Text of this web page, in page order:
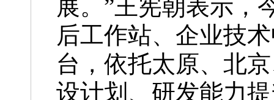
展。”王宪朝表示，
后工作站、企业技
台，依托太原、北
设计划、研发能力